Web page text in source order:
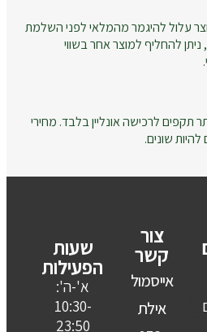
עלול להיגמר מהמלאי לפני השלמת
להחליף למוצר אחר בשווי
תקפים לרכישה אונליין בלבד. מחירי
שונים.
צור
קשר
אייסמול
אילת
שעות
הפעילות
א'-ה':
10:30-
23:50